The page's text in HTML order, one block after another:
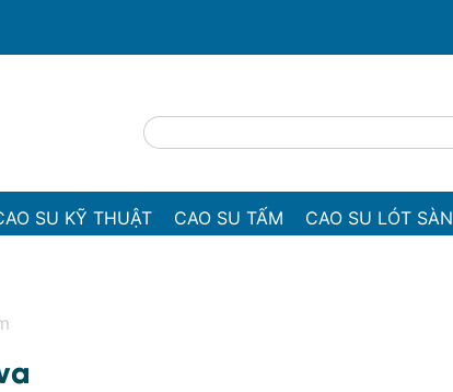
SU KỸ THUẬT CAO SU TẤM CAO SU LÓT SÀN